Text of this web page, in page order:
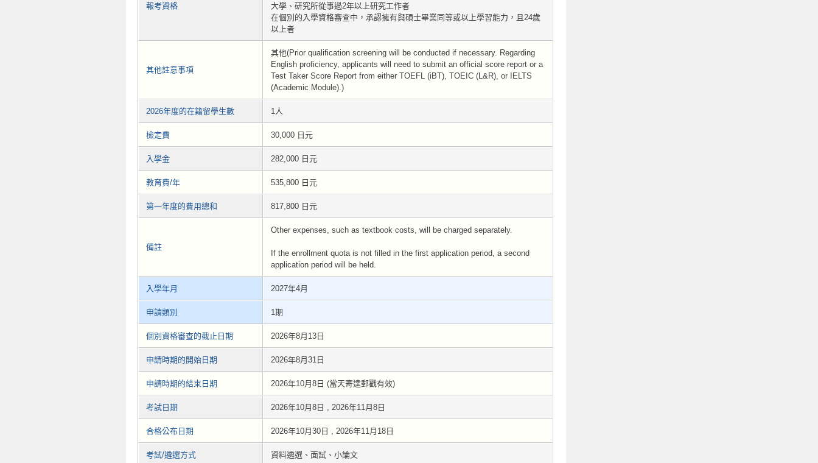
報考資格
大學、研究所從事過2年以上研究工作者
在個別的入學資格審查中，承認擁有與碩士畢業同等或以上學習能力，且24歲
以上者
其他註意事項
其他(Prior qualification screening will be conducted if necessary. Regarding
English proficiency, applicants will need to submit an official score report or a
Test Taker Score Report from either TOEFL (iBT), TOEIC (L&R), or IELTS
(Academic Module).)
2026年度的在籍留學生數 1人
檢定費 30,000 日元
入學金 282,000 日元
教育費/年 535,800 日元
第一年度的費用總和 817,800 日元
備註
Other expenses, such as textbook costs, will be charged separately.
If the enrollment quota is not filled in the first application period, a second
application period will be held.
入學年月 2027年4月
申請類別 1期
個別資格審查的截止日期 2026年8月13日
申請時期的開始日期 2026年8月31日
申請時期的結束日期 2026年10月8日 (當天寄達郵戳有效)
考試日期 2026年10月8日 , 2026年11月8日
合格公布日期 2026年10月30日 , 2026年11月18日
考試/遴選方式 資料遴選、面試、小論文